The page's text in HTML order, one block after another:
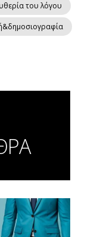
του λόγου